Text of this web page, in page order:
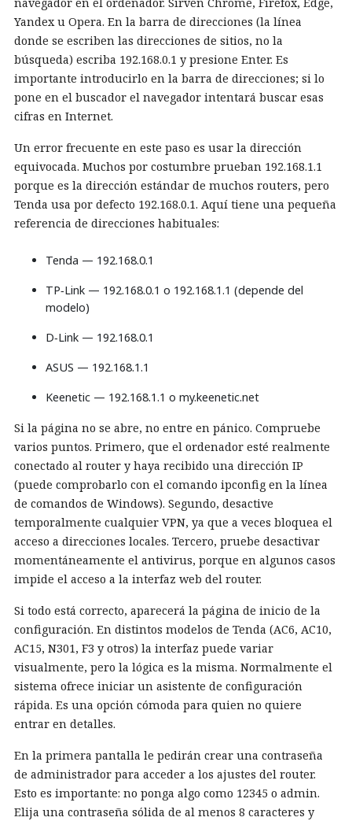
Yandex u Opera. En la barra de direcciones (la línea
donde se escriben las direcciones de sitios, no la
búsqueda) escriba 192.168.0.1 y presione Enter. Es
importante introducirlo en la barra de direcciones; si lo
pone en el buscador el navegador intentará buscar esas
cifras en Internet.
Un error frecuente en este paso es usar la dirección
equivocada. Muchos por costumbre prueban 192.168.1.1
porque es la dirección estándar de muchos routers, pero
Tenda usa por defecto 192.168.0.1. Aquí tiene una pequeña
referencia de direcciones habituales:
Tenda — 192.168.0.1
TP‑Link — 192.168.0.1 o 192.168.1.1 (depende del
modelo)
D‑Link — 192.168.0.1
ASUS — 192.168.1.1
Keenetic — 192.168.1.1 o my.keenetic.net
Si la página no se abre, no entre en pánico. Compruebe
varios puntos. Primero, que el ordenador esté realmente
conectado al router y haya recibido una dirección IP
(puede comprobarlo con el comando ipconfig en la línea
de comandos de Windows). Segundo, desactive
temporalmente cualquier VPN, ya que a veces bloquea el
acceso a direcciones locales. Tercero, pruebe desactivar
momentáneamente el antivirus, porque en algunos casos
impide el acceso a la interfaz web del router.
Si todo está correcto, aparecerá la página de inicio de la
configuración. En distintos modelos de Tenda (AC6, AC10,
AC15, N301, F3 y otros) la interfaz puede variar
visualmente, pero la lógica es la misma. Normalmente el
sistema ofrece iniciar un asistente de configuración
rápida. Es una opción cómoda para quien no quiere
entrar en detalles.
En la primera pantalla le pedirán crear una contraseña
de administrador para acceder a los ajustes del router.
Esto es importante: no ponga algo como 12345 o admin.
Elija una contraseña sólida de al menos 8 caracteres y